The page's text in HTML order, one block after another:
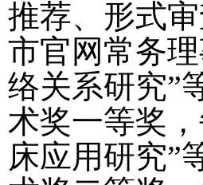
推荐、形式
市官网常务
络关系研究”
术奖一等奖
床应用研究”